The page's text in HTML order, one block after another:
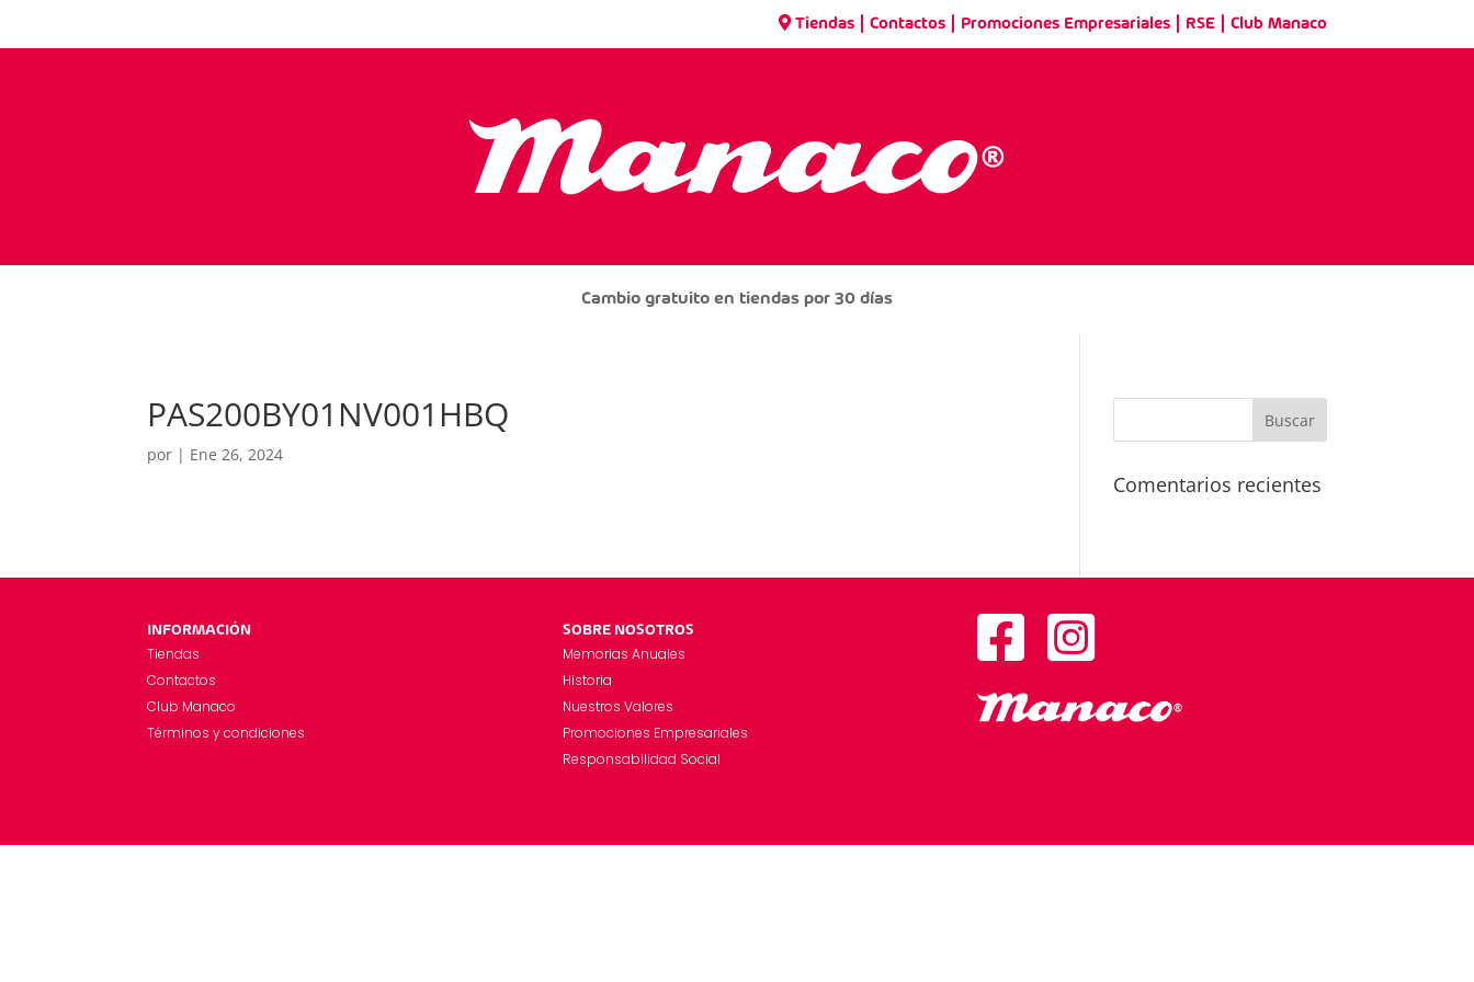
Tiendas| Contactos| Promociones Empresariales| RSE| Club Manaco
Cambio gratuito en tiendas por 30 días
PAS200BY01NV001HBQ
por | Ene 26, 2024
Comentarios recientes
INFORMACIÓN
Tiendas
Contactos
Club Manaco
Términos y condiciones
SOBRE NOSOTROS
Memorias Anuales
Historia
Nuestros Valores
Promociones Empresariales
Responsabilidad Social